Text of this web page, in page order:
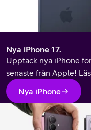
Nya iPhone 17.
Upptäck nya iPhone
senaste från Apple!
Nya iPhone